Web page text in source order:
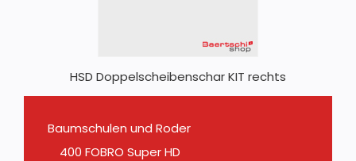
HSD Doppelscheibenschar KIT rechts
Baumschulen und Roder
400 FOBRO Super HD